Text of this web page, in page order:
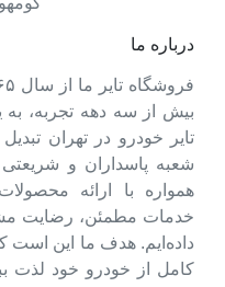
درباره ما
بیش از سه دهه تجربه، به
تایر خودرو در تهران
شعبه پاسداران و
همواره با ارائه
خدمات مطمئن، رضایت
داده‌ایم. هدف ما این است
کامل از خودرو خود لذت